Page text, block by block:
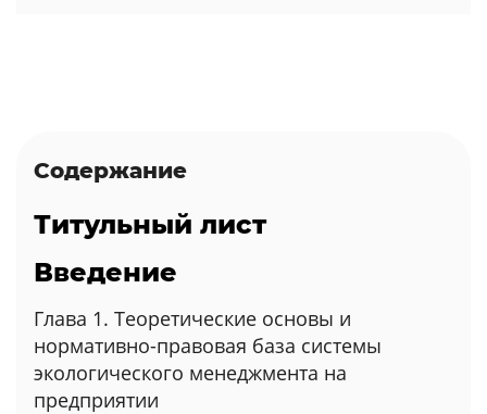
Содержание
Титульный лист
Введение
Глава 1. Теоретические основы и
нормативно-правовая база системы
экологического менеджмента на
предприятии